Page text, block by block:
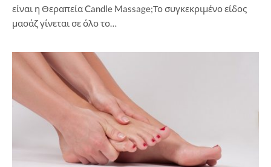
είναι η Θεραπεία Candle Massage;Το συγκεκριμένο είδος
μασάζ γίνεται σε όλο το…